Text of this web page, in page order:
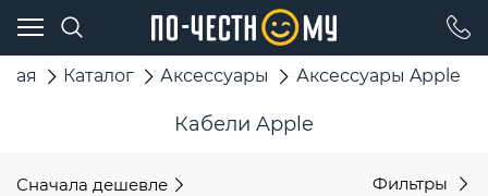
Каталог Аксессуары Аксессуары Apple
Кабели Apple
Сначала дешевле Фильтры